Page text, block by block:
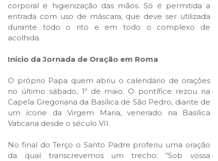
corporal e higienização das mãos. Só é permitida a
entrada com uso de máscara, que deve ser utilizada
durante todo o rito e em todo o complexo de
acolhida.
Início da Jornada de Oração em Roma
O próprio Papa quem abriu o calendário de orações
no último sábado, 1º de maio. O pontífice rezou na
Capela Gregoriana da Basílica de São Pedro, diante de
um ícone da Virgem Maria, venerado na Basílica
Vaticana desde o século VII.
No final do Terço o Santo Padre proferiu uma oração
da qual transcrevemos um trecho: “Sob vossa